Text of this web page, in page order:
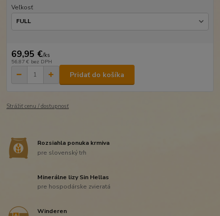
Veľkosť
69,95 €/ks
56,87 € bez DPH
Pridať do košíka
Strážiť cenu / dostupnosť
Rozsiahla ponuka krmiva
pre slovenský trh
Minerálne lizy Sin Hellas
pre hospodárske zvieratá
Winderen